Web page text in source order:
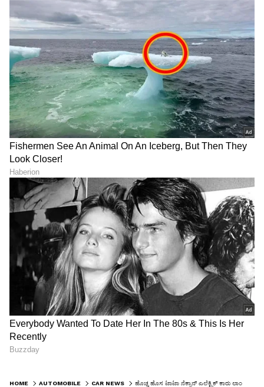
ಸೆಕೆಂಡ್‌ನಲ್ಲಿ 100 ಕಿ.ಮೀ ವೇಗ,
ಇದು ಮಿನಿ GP ಎಡಿಶನ್
ಡೀಸೆಲ್ ಟೆನ್ಷನ್ ಬಿಡಿ, ಕಿಯಾ
ಕಾರುಗಳ ಮೇಲೆ ಲಕ್ಷದವರೆಗೆ
ಭರ್ಜರಿ ಡಿಸ್ಕೌಂಟ್!
LATEST VIDEOS
"ರಾಜಕೀಯ ಬೇಡ, ಸಿನಿಮಾನೇ ಪ್ರಾಣ":
ಕನಕೋತ್ಸವದಲ್ಲಿ ರಿಷಬ್ ಶೆಟ್ಟಿ | Rishab
Shetty speech | Suvarna News
ಶೇ.50 ರಿಂದ ಶೇ.18 ಕ್ಕೆ TAX ಇಳಿಕೆ: ಮೋದಿ-
ಟ್ರಂಪ್ ಐತಿಹಾಸಿಕ ಒಪ್ಪಂದ | India US
Trade Deal | Party Rounds
HOME AUTOMOBILE CAR NEWS